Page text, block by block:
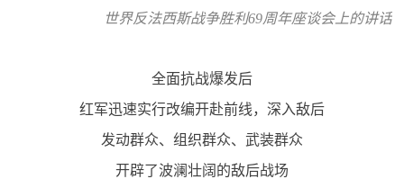
世界反法西斯战争胜利69周年座谈会上的讲话
全面抗战爆发后
红军迅速实行改编开赴前线，深入敌后
发动群众、组织群众、武装群众
开辟了波澜壮阔的敌后战场